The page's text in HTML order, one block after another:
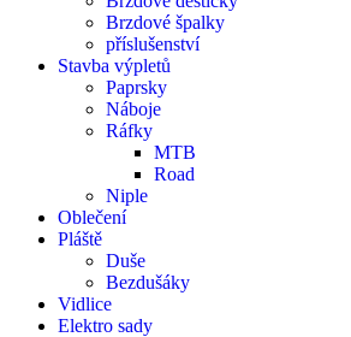
Brzdové špalky
příslušenství
Stavba výpletů
Paprsky
Náboje
Ráfky
MTB
Road
Niple
Oblečení
Pláště
Duše
Bezdušáky
Vidlice
Elektro sady